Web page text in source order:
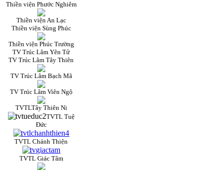
Thiền viện Phước Nghiêm
Thiền viện An Lạc
Thiền viện Sùng Phúc
Thiền viện Phúc Trường
TV Trúc Lâm Yên Tử
TV Trúc Lâm Tây Thiên
TV Trúc Lâm Bạch Mã
TV Trúc Lâm Viên Ngộ
TVTLTây Thiên Ni
TVTL Tuệ
Đức
TVTL Chánh Thiện
TVTL Giác Tâm